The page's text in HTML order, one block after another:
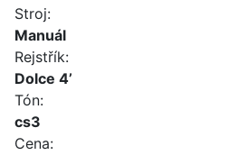
Stroj:
Manuál
Rejstřík:
Dolce 4’
Tón:
cs3
Cena: